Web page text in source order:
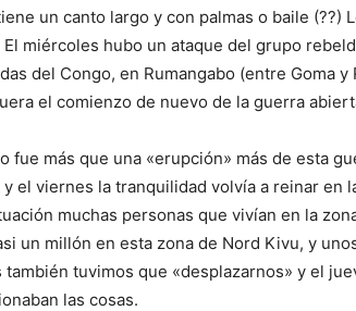
un canto largo y con palmas o baile (??)
miércoles hubo un ataque del grupo
del Congo, en Rumangabo (entre Goma
el comienzo de nuevo de la guerra
fue más que una «erupción» más de esta
el viernes la tranquilidad volvía a reinar en
muchas personas que vivían en la
un millón en esta zona de Nord Kivu, y
tuvimos que «desplazarnos» y el
las cosas.